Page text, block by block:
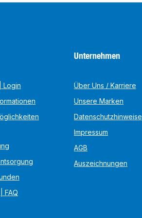
Login
FAQ
Unternehmen
Über Uns / Karriere
Unsere Marken
Datenschutzhinweise
Impressum
AGB
Auszeichnungen